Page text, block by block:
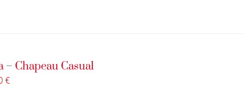
– Chapeau Casual
€